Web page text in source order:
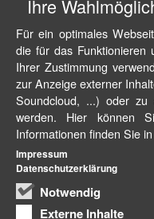
Ihre
Für ein optimales
die für das Funktionieren
Ihrer Zustimmung
zur Anzeige externer
Soundcloud, ...) oder zu
werden. Hier können
Informationen finden Sie
Notwendig
Externe Inhalte
Impressum
Datenschutzerklärung